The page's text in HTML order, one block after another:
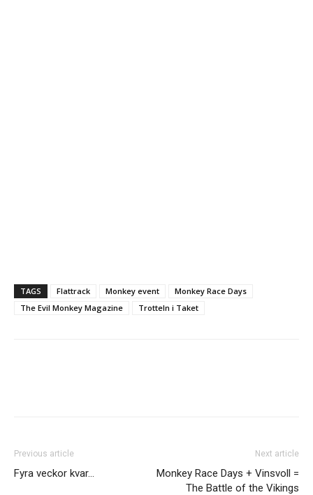
TAGS Flattrack Monkey event
Monkey Race Days
The Evil Monkey Magazine
Trotteln i Taket
Previous article
Fyra veckor kvar…
Next article
Monkey Race Days + Vinsvoll =
The Battle of the Vikings